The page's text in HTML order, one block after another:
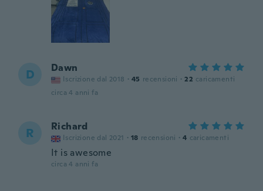
D Dawn
Iscrizione dal 2018 · 45 recensioni · 22 caricamenti
circa 4 anni fa
R Richard
Iscrizione dal 2021 · 18 recensioni · 4 caricamenti
It is awesome
circa 4 anni fa